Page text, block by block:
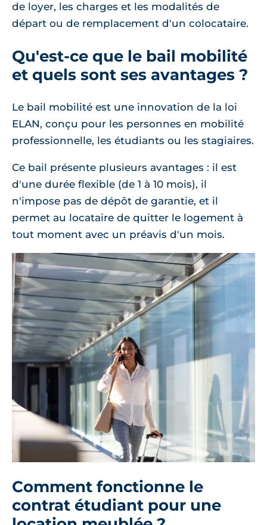
de loyer, les charges et les modalités de
départ ou de remplacement d'un colocataire.
Qu'est-ce que le bail mobilité
et quels sont ses avantages ?
Le bail mobilité est une innovation de la loi
ELAN, conçu pour les personnes en mobilité
professionnelle, les étudiants ou les stagiaires.
Ce bail présente plusieurs avantages : il est
d'une durée flexible (de 1 à 10 mois), il
n'impose pas de dépôt de garantie, et il
permet au locataire de quitter le logement à
tout moment avec un préavis d'un mois.
Comment fonctionne le
contrat étudiant pour une